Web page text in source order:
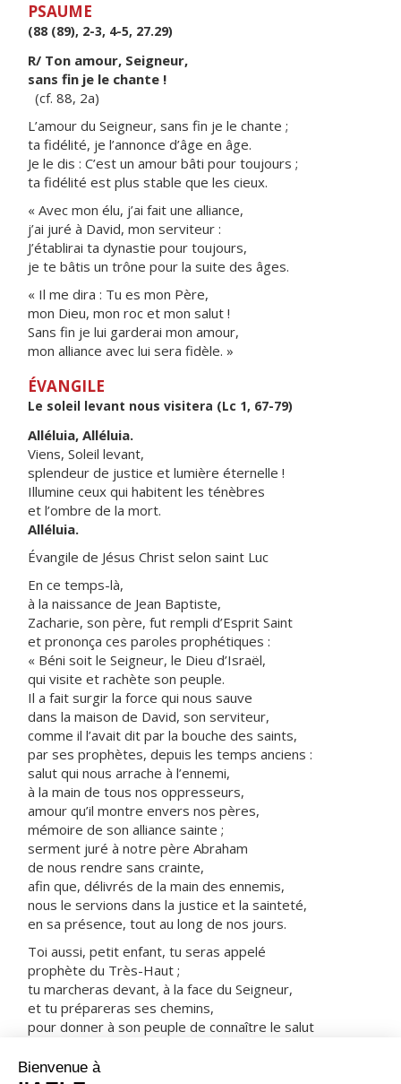
PSAUME
(88 (89), 2-3, 4-5, 27.29)
R/ Ton amour, Seigneur,
sans fin je le chante !
(cf. 88, 2a)
L’amour du Seigneur, sans fin je le chante ;
ta fidélité, je l’annonce d’âge en âge.
Je le dis : C’est un amour bâti pour toujours ;
ta fidélité est plus stable que les cieux.
« Avec mon élu, j’ai fait une alliance,
j’ai juré à David, mon serviteur :
J’établirai ta dynastie pour toujours,
je te bâtis un trône pour la suite des âges.
« Il me dira : Tu es mon Père,
mon Dieu, mon roc et mon salut !
Sans fin je lui garderai mon amour,
mon alliance avec lui sera fidèle. »
ÉVANGILE
Le soleil levant nous visitera (Lc 1, 67-79)
Alléluia, Alléluia.
Viens, Soleil levant,
splendeur de justice et lumière éternelle !
Illumine ceux qui habitent les ténèbres
et l’ombre de la mort.
Alléluia.
Évangile de Jésus Christ selon saint Luc
En ce temps-là,
à la naissance de Jean Baptiste,
Zacharie, son père, fut rempli d’Esprit Saint
et prononça ces paroles prophétiques :
« Béni soit le Seigneur, le Dieu d’Israël,
qui visite et rachète son peuple.
Il a fait surgir la force qui nous sauve
dans la maison de David, son serviteur,
comme il l’avait dit par la bouche des saints,
par ses prophètes, depuis les temps anciens :
salut qui nous arrache à l’ennemi,
à la main de tous nos oppresseurs,
amour qu’il montre envers nos pères,
mémoire de son alliance sainte ;
serment juré à notre père Abraham
de nous rendre sans crainte,
afin que, délivrés de la main des ennemis,
nous le servions dans la justice et la sainteté,
en sa présence, tout au long de nos jours.
Toi aussi, petit enfant, tu seras appelé
prophète du Très-Haut ;
tu marcheras devant, à la face du Seigneur,
et tu prépareras ses chemins,
pour donner à son peuple de connaître le salut
grâce à la tendresse, à l’amour de notre Dieu,